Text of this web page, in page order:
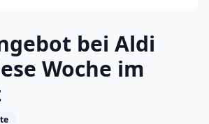
bei Aldi
Woche im